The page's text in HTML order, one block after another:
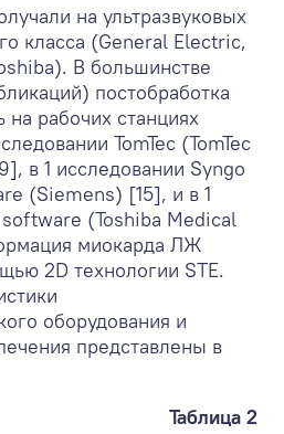
на ультразвуковых
класса (General Electric,
В большинстве
постобработка
рабочих станциях
TomTec (TomTec
в 1 исследовании Syngo
(Siemens) [15], и в 1
(Toshiba Medical
миокарда ЛЖ
2D технологии STE.
оборудования и
представлены в
Таблица 2